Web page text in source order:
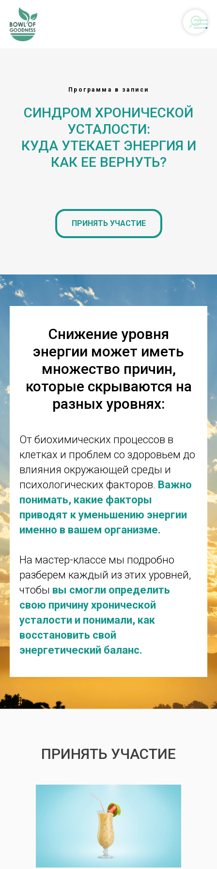
Программа в записи
СИНДРОМ ХРОНИЧЕСКОЙ
УСТАЛОСТИ:
КУДА УТЕКАЕТ ЭНЕРГИЯ И
КАК ЕЕ ВЕРНУТЬ?
ПРИНЯТЬ УЧАСТИЕ
Снижение уровня
энергии может иметь
множество причин,
которые скрываются на
разных уровнях:
От биохимических процессов в
клетках и проблем со здоровьем до
влияния окружающей среды и
психологических факторов. Важно
понимать, какие факторы
приводят к уменьшению энергии
именно в вашем организме.
На мастер-классе мы подробно
разберем каждый из этих уровней,
чтобы вы смогли определить
свою причину хронической
усталости и понимали, как
восстановить свой
энергетический баланс.
ПРИНЯТЬ УЧАСТИЕ